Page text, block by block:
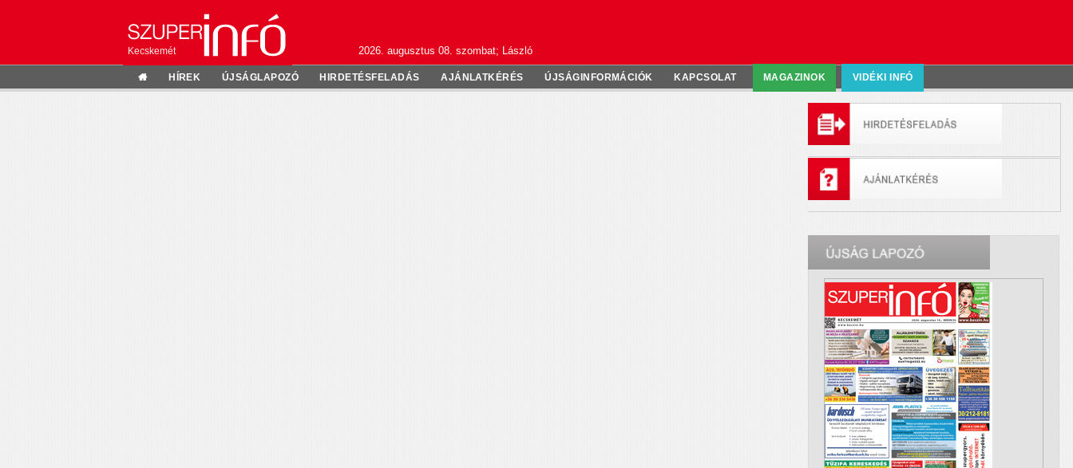
Kecskemét 2026. augusztus 08. szombat; László
HÍREK ÚJSÁGLAPOZÓ HIRDETÉSFELADÁS AJÁNLATKÉRÉS ÚJSÁGINFORMÁCIÓK KAPCSOLAT MAGAZINOK VIDÉKI INFÓ